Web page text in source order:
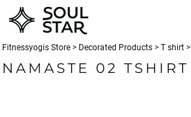
Fitnessyogis Store > Decorated Products > T shirt >
NAMASTE 02 TSHIRT